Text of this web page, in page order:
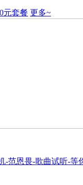
元套餐 更多~
-范恩畏-歌曲试听-等